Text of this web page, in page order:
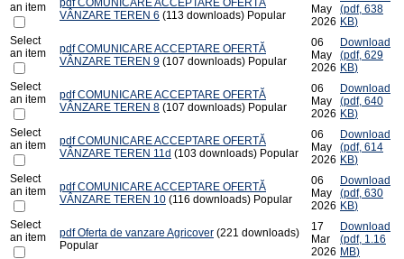
an item
pdf COMUNICARE ACCEPTARE OFERTĂ
VÂNZARE TEREN 6 (113 downloads) Popular
May
2026
(pdf, 638
KB)
Select
an item
pdf COMUNICARE ACCEPTARE OFERTĂ
VÂNZARE TEREN 9 (107 downloads) Popular
06
May
2026
Download
(pdf, 629
KB)
Select
an item
pdf COMUNICARE ACCEPTARE OFERTĂ
VÂNZARE TEREN 8 (107 downloads) Popular
06
May
2026
Download
(pdf, 640
KB)
Select
an item
pdf COMUNICARE ACCEPTARE OFERTĂ
VÂNZARE TEREN 11d (103 downloads) Popular
06
May
2026
Download
(pdf, 614
KB)
Select
an item
pdf COMUNICARE ACCEPTARE OFERTĂ
VÂNZARE TEREN 10 (116 downloads) Popular
06
May
2026
Download
(pdf, 630
KB)
Select
an item
pdf Oferta de vanzare Agricover (221 downloads)
Popular
17
Mar
2026
Download
(pdf, 1.16
MB)